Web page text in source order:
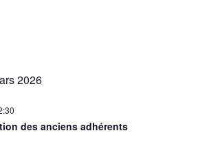
2026
des anciens adhérents